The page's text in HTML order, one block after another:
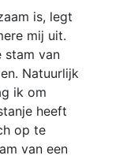
is, legt
mij uit.
stam van
Natuurlijk
ik om
heeft
op te
van een